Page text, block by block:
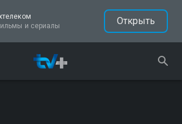
и сериалы
Открыть